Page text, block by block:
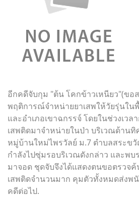
อีกคดีจับกุม "ต้น โคกข้าวเหนียว"(ข
พฤติการณ์จำหน่ายยาเสพให้วัยรุ่นใน
และอำเภอเขาฉกรรจ์ โดยในช่วงเว
เสพติดมาจำหน่ายในป่า บริเวณด้าน
หมู่บ้านใหม่ไพรวัลย์ ม.7 ตำบลสระข
กำลังไปซุ่มรอบริเวณดังกล่าว และพ
มาจอด ชุดจับจึงได้แสดงตนขอตรวจ
เสพติดจำนวนมาก คุมตัวทั้งหมดส่งพ
คดีต่อไป.